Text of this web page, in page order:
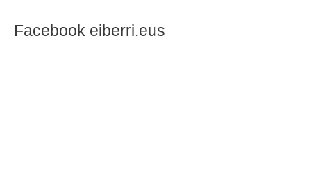
Facebook eiberri.eus